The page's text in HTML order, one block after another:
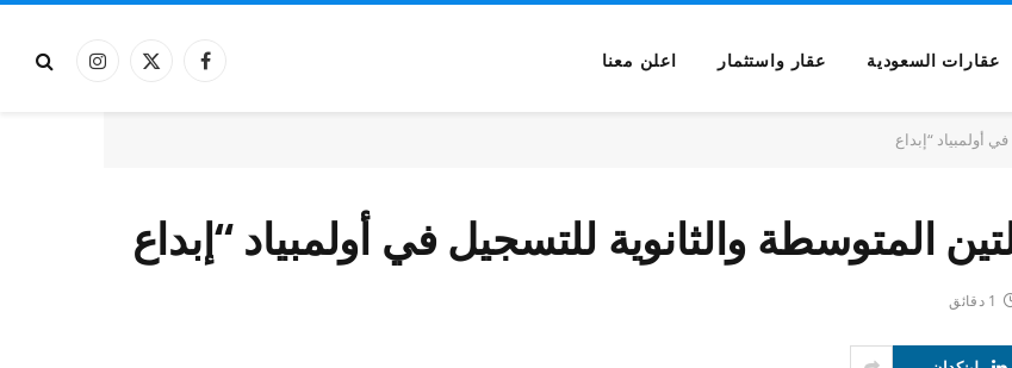
عقارات السعودية عقار واستثمار اعلن معنا فيسبوكX
الانستغرام
أولمبياد “إبداع
المتوسطة والثانوية للتسجيل في أولمبياد “إبداع
1 دقائق